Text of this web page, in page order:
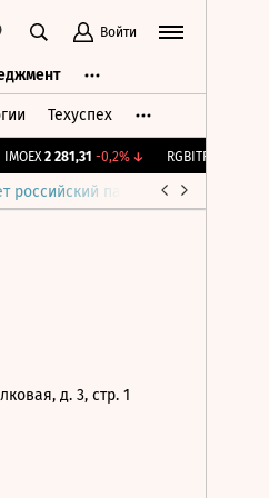
Войти
Техуспех
IMOEX 2 281,31 -0,2%↓ RGBITR 777,67
российский парламент
д. 3, стр. 1